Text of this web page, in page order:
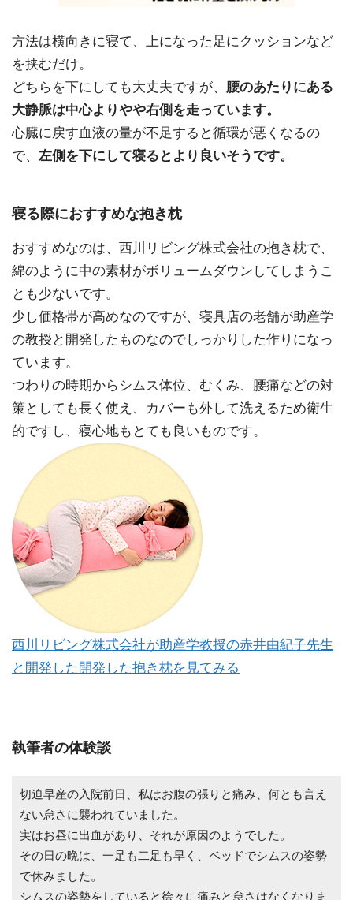
方法は横向きに寝て、上になった足にクッションなど
を挟むだけ。
どちらを下にしても大丈夫ですが、 腰のあたりにある
大静脈は中心よりやや右側を走っています。
心臓に戻す血液の量が不足すると循環が悪くなるの
で、 左側を下にして寝るとより良いそうです。
寝る際におすすめな抱き枕
おすすめなのは、西川リビング株式会社の抱き枕で、
綿のように中の素材がボリュームダウンしてしまうこ
とも少ないです。
少し価格帯が高めなのですが、寝具店の老舗が助産学
の教授と開発したものなのでしっかりした作りになっ
ています。
つわりの時期からシムス体位、むくみ、腰痛などの対
策としても長く使え、カバーも外して洗えるため衛生
的ですし、寝心地もとても良いものです。
西川リビング株式会社が助産学教授の赤井由紀子先生
と開発した開発した抱き枕を見てみる
執筆者の体験談
切迫早産の入院前日、私はお腹の張りと痛み、何とも言え
ない怠さに襲われていました。
実はお昼に出血があり、それが原因のようでした。
その日の晩は、一足も二足も早く、ベッドでシムスの姿勢
で休みました。
シムスの姿勢をしていると徐々に痛みと怠さはなくなりま